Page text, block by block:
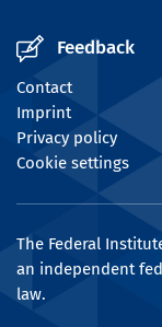
Feedback
Contact
Imprint
Privacy policy
Cookie settings
The Federal
an independent
law.